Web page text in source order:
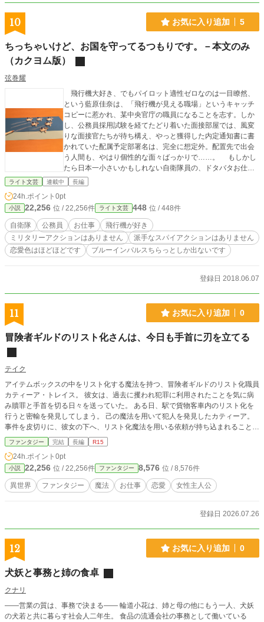
10 お気に入り追加 5
ちっちゃいけど、お国を守ってるつもりです。－本文のみ
（カクヨム版）
弦巻耀
飛行機大好き、でもパイロット適性ゼロなのは一目瞭然、
という藍原佳奈は、「飛行機が見える職場」というキャッチ
コピーに惹かれ、某中央官庁の職員になることを志す。しか
し、公務員採用試験を経てたどり着いた面接部屋では、風変
りな面接官たちが待ち構え、やっと獲得した内定通知書に書
かれていた配属予定部署名は、完全に想定外。配置先で出会
う人間も、やはり個性的な面々ばっかりで……。 もしかし
たら日本一小さいかもしれない自衛隊員の、ドタバタお仕事
話です。彼女は我が国の防衛に貢献できるのか、それとも、
本作は「本編のみ」のカクヨム掲載バージョンです。補足ネ
タ（画像＆ほぼ愚痴に近い解説と言い訳）付きのものをお好
みの方は、「補足ネタ付き版（なろう版）」をご覧ください
ませ。本編部分はどちらも同じです。更新はカクヨム版のほ
うが早いです。 この物語はフィクションです。実在する人
物及び団体とは一切関係ありません。話の主要舞台となる機
んだ二つのインテリジェンス組織」福山隆（幻冬舎）、「諜
編（夢文庫）、防衛省・自衛隊公式ページ（http://www.mod.g
o.jp/）、その他関連ウェブサイト
ライト文芸 連載中 長編
24h.ポイント 0pt
小説 22,256 位 / 22,256件 ライト文芸 448 位 / 448件
自衛隊 公務員 お仕事
飛行機が好き
ミリタリーアクションはありません
派手なスパイアクションはありません
恋愛色はほどほどです
ブルーインパルスちらっとしか出ないです
登録日 2018.06.07
11 お気に入り追加 0
冒険者ギルドのリスト化さんは、今日も手首に刃を立てる
テイク
アイテムボックスの中をリスト化する魔法を持つ、冒険者ギルドのリスト化職員
カティーア・トレイス。 彼女は、過去に攫われ犯罪に利用されたことを気に病
み贖罪と手首を切る日々を送っていた。 ある日、駅で貨物客車内のリスト化を
行うと密輸を発見してしまう。 己の魔法を用いて犯人を発見したカティーア。
事件を皮切りに、彼女の下へ、リスト化魔法を用いる依頼が持ち込まれることに
なる。 暗躍する『蛇の手』なる巨大犯罪組織の影が迫る中、カティーアの過去
の因縁までもが姿を現す。 事件を通して、カティーアは、己の罪や願いと向き
合うこととなる。 過去の事件の犯人とは？ 蛇の手との関係は？ 王国の影の中に
潜み、見えない彼らの陰謀を、果たして彼女は見つけ出すことができるのか。
これは一人の不幸な少女が、見えないものをリスト化して見つけ出す物語。 ＜A
Iの利用について＞ 本作の執筆に際し、AIを本文を読んで褒める太鼓持ちと、設
="https://www.alphapolis.co.jp/cont_access.php?citi_cont_id=148073703&size=
200" width="200" height="40" alt=""/></a>
ファンタジー 完結 長編 R15
24h.ポイント 0pt
小説 22,256 位 / 22,256件 ファンタジー 8,576 位 / 8,576件
異世界 ファンタジー 魔法 お仕事 恋愛 女性主人公
登録日 2026.07.26
12 お気に入り追加 0
犬妖と事務と姉の食卓
クナリ
――営業の質は、事務で決まる―― 輪道小花は、姉と母の他にもう一人、犬妖
の犬若と共に暮らす社会人二年生。 食品の流通会社の事務として働いている